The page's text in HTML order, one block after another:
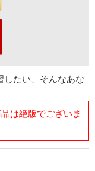
したい、そんなあな
は絶版でございま